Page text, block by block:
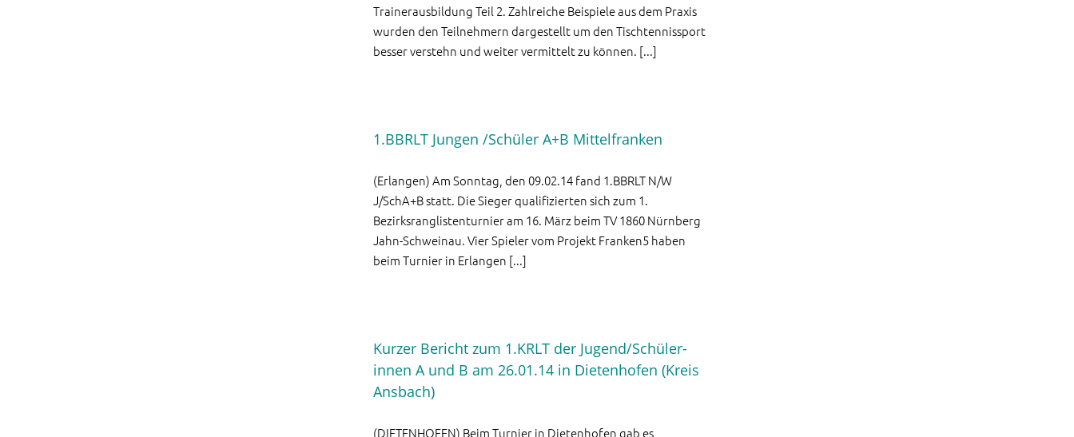
Trainerausbildung Teil 2. Zahlreiche Beispiele aus dem Praxis
wurden den Teilnehmern dargestellt um den Tischtennissport
besser verstehn und weiter vermittelt zu können. [...]
1.BBRLT Jungen /Schüler A+B Mittelfranken
(Erlangen) Am Sonntag, den 09.02.14 fand 1.BBRLT N/W
J/SchA+B statt. Die Sieger qualifizierten sich zum 1.
Bezirksranglistenturnier am 16. März beim TV 1860 Nürnberg
Jahn-Schweinau. Vier Spieler vom Projekt Franken5 haben
beim Turnier in Erlangen [...]
Kurzer Bericht zum 1.KRLT der Jugend/Schüler-
innen A und B am 26.01.14 in Dietenhofen (Kreis
Ansbach)
(DIETENHOFEN) Beim Turnier in Dietenhofen gab es